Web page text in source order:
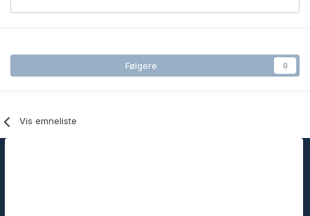
Følgere 0
Vis emneliste